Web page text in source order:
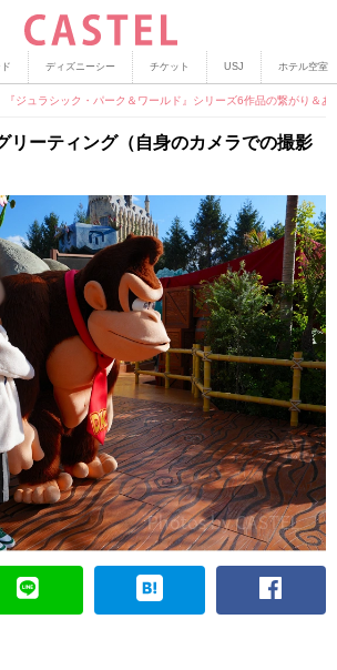
ディズニーシー チケット USJ ホテル空室
『ジュラシック・パーク＆ワールド』シリーズ6作品の繋がり＆
リーティング（自身のカメラでの撮影